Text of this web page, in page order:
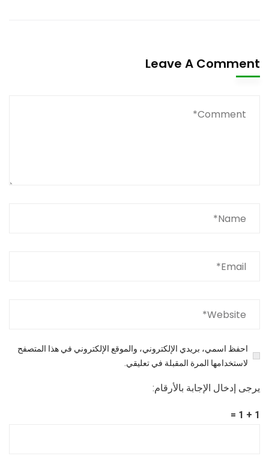
Leave A Comment
احفظ اسمي، بريدي الإلكتروني، والموقع الإلكتروني في هذا المتصفح
لاستخدامها المرة المقبلة في تعليقي.
يرجى إدخال الإجابة بالأرقام:
1 + 1 =